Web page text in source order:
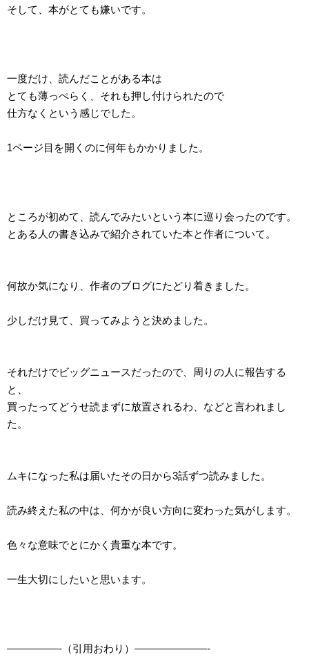
そして、本がとても嫌いです。
一度だけ、読んだことがある本は
とても薄っぺらく、それも押し付けられたので
仕方なくという感じでした。
1ページ目を開くのに何年もかかりました。
ところが初めて、読んでみたいという本に巡り会ったのです。
とある人の書き込みで紹介されていた本と作者について。
何故か気になり、作者のブログにたどり着きました。
少しだけ見て、買ってみようと決めました。
それだけでビッグニュースだったので、周りの人に報告する
と、
買ったってどうせ読まずに放置されるわ、などと言われまし
た。
ムキになった私は届いたその日から3話ずつ読みました。
読み終えた私の中は、何かが良い方向に変わった気がします。
色々な意味でとにかく貴重な本です。
一生大切にしたいと思います。
—————-（引用おわり）———————-